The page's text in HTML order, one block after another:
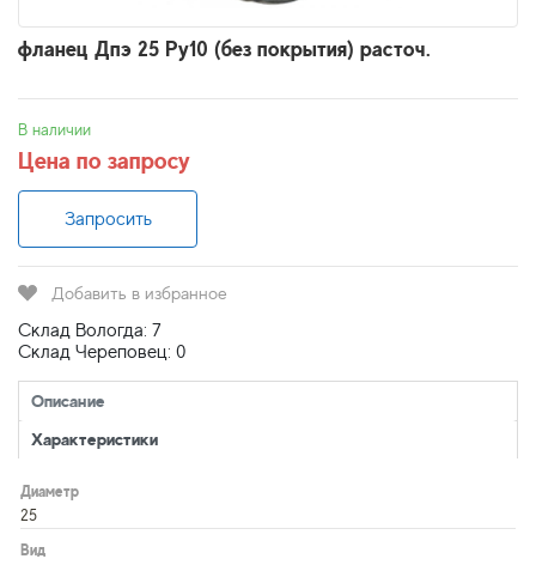
фланец Дпэ 25 Ру10 (без покрытия) расточ.
В наличии
Цена по запросу
Запросить
Добавить в избранное
Склад Вологда: 7
Склад Череповец: 0
Описание
Характеристики
Диаметр
25
Вид